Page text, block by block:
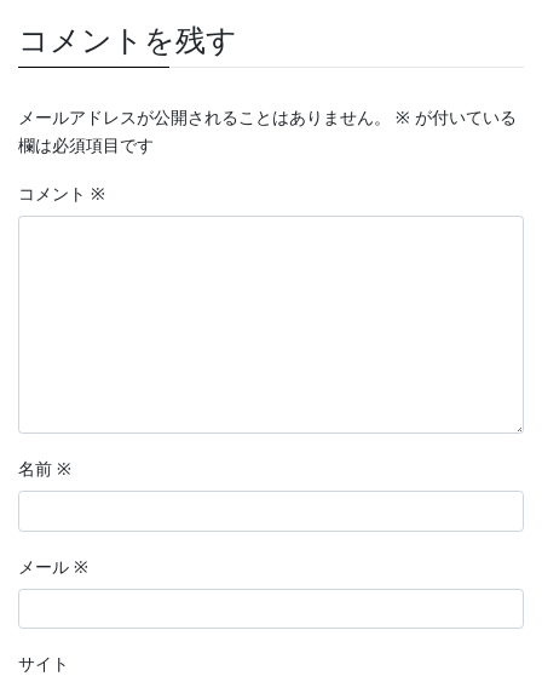
コメントを残す
メールアドレスが公開されることはありません。 ※ が付いている
欄は必須項目です
コメント ※
名前 ※
メール ※
サイト